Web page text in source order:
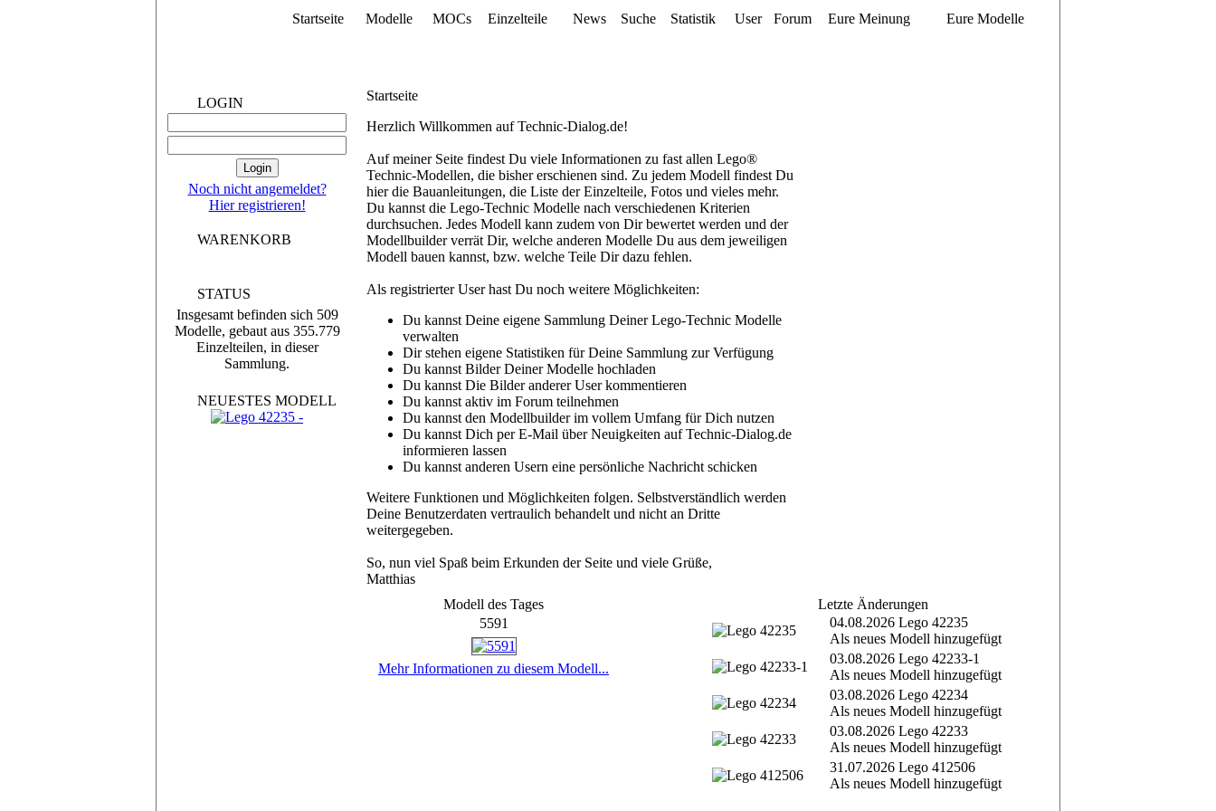
Startseite Modelle MOCs Einzelteile News Suche Statistik User Forum Eure Meinung Eure Modelle
LOGIN
Noch nicht angemeldet?
Hier registrieren!
WARENKORB
STATUS
Insgesamt befinden sich 509
Modelle, gebaut aus 355.779
Einzelteilen, in dieser
Sammlung.
NEUESTES MODELL
Startseite
Herzlich Willkommen auf Technic-Dialog.de!
Auf meiner Seite findest Du viele Informationen zu fast allen Lego®
Technic-Modellen, die bisher erschienen sind. Zu jedem Modell findest Du
hier die Bauanleitungen, die Liste der Einzelteile, Fotos und vieles mehr.
Du kannst die Lego-Technic Modelle nach verschiedenen Kriterien
durchsuchen. Jedes Modell kann zudem von Dir bewertet werden und der
Modellbuilder verrät Dir, welche anderen Modelle Du aus dem jeweiligen
Modell bauen kannst, bzw. welche Teile Dir dazu fehlen.
Als registrierter User hast Du noch weitere Möglichkeiten:
Du kannst Deine eigene Sammlung Deiner Lego-Technic Modelle
verwalten
Dir stehen eigene Statistiken für Deine Sammlung zur Verfügung
Du kannst Bilder Deiner Modelle hochladen
Du kannst Die Bilder anderer User kommentieren
Du kannst aktiv im Forum teilnehmen
Du kannst den Modellbuilder im vollem Umfang für Dich nutzen
Du kannst Dich per E-Mail über Neuigkeiten auf Technic-Dialog.de
informieren lassen
Du kannst anderen Usern eine persönliche Nachricht schicken
Weitere Funktionen und Möglichkeiten folgen. Selbstverständlich werden
Deine Benutzerdaten vertraulich behandelt und nicht an Dritte
weitergegeben.
So, nun viel Spaß beim Erkunden der Seite und viele Grüße,
Matthias
Modell des Tages
5591
Mehr Informationen zu diesem Modell...
Letzte Änderungen
04.08.2026 Lego 42235
Als neues Modell hinzugefügt
03.08.2026 Lego 42233-1
Als neues Modell hinzugefügt
03.08.2026 Lego 42234
Als neues Modell hinzugefügt
03.08.2026 Lego 42233
Als neues Modell hinzugefügt
31.07.2026 Lego 412506
Als neues Modell hinzugefügt